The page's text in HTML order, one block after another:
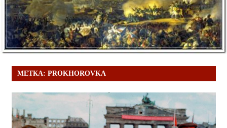
МЕТКА: PROKHOROVKA